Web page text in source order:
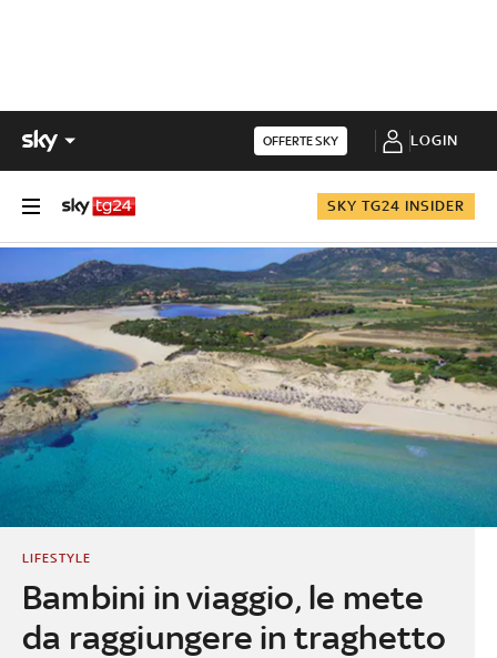
OFFERTE SKY LOGIN
SKY TG24 INSIDER
Bambini in viaggio, le mete
da raggiungere in traghetto
LIFESTYLE